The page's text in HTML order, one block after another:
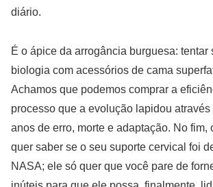
diário.
É o ápice da arrogância burguesa: tentar
biologia com acessórios de cama
Achamos que podemos comprar a
processo que a evolução lapidou
anos de erro, morte e adaptação. No fim,
quer saber se o seu suporte cervical foi
NASA; ele só quer que você pare de